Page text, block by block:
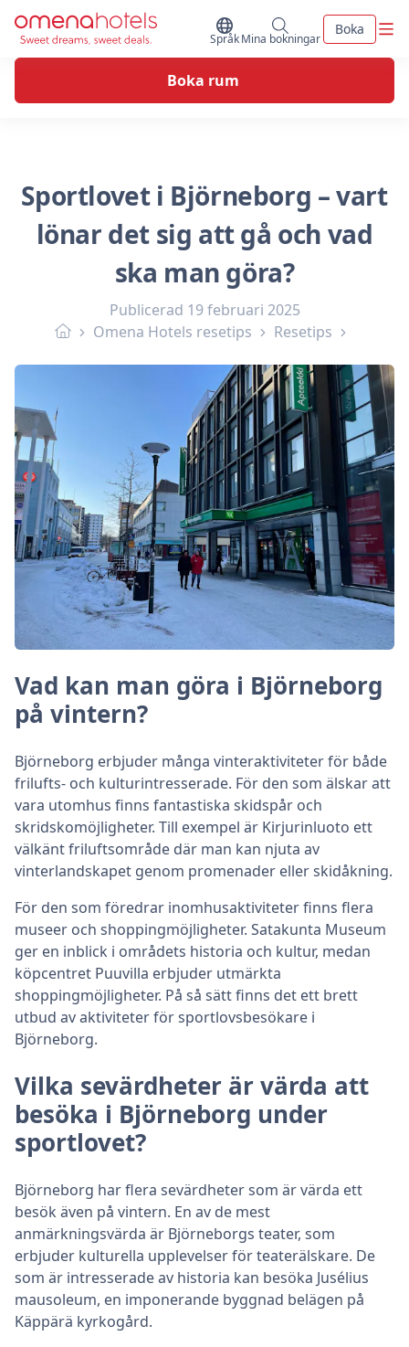
Skip to content
Byt Språk
Språk Mina bokningar
Mina bokningar
Boka
Boka rum
Sportlovet i Björneborg – vart
lönar det sig att gå och vad
ska man göra?
Publicerad 19 februari 2025
Omena Hotels resetips
Resetips
Vad kan man göra i Björneborg
på vintern?
Björneborg erbjuder många vinteraktiviteter för både
frilufts- och kulturintresserade. För den som älskar att
vara utomhus finns fantastiska skidspår och
skridskomöjligheter. Till exempel är Kirjurinluoto ett
välkänt friluftsområde där man kan njuta av
vinterlandskapet genom promenader eller skidåkning.
För den som föredrar inomhusaktiviteter finns flera
museer och shoppingmöjligheter. Satakunta Museum
ger en inblick i områdets historia och kultur, medan
köpcentret Puuvilla erbjuder utmärkta
shoppingmöjligheter. På så sätt finns det ett brett
utbud av aktiviteter för sportlovsbesökare i
Björneborg.
Vilka sevärdheter är värda att
besöka i Björneborg under
sportlovet?
Björneborg har flera sevärdheter som är värda ett
besök även på vintern. En av de mest
anmärkningsvärda är Björneborgs teater, som
erbjuder kulturella upplevelser för teaterälskare. De
som är intresserade av historia kan besöka Jusélius
mausoleum, en imponerande byggnad belägen på
Käppärä kyrkogård.